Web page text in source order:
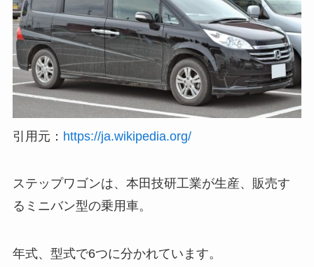
引用元： https://ja.wikipedia.org/
ステップワゴンは、本田技研工業が生産、販売す
るミニバン型の乗用車。
年式、型式で6つに分かれています。